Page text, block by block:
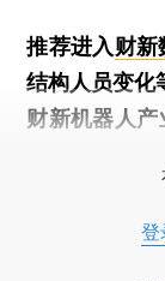
推荐进入财新
结构人员变化
财新机器人产
登